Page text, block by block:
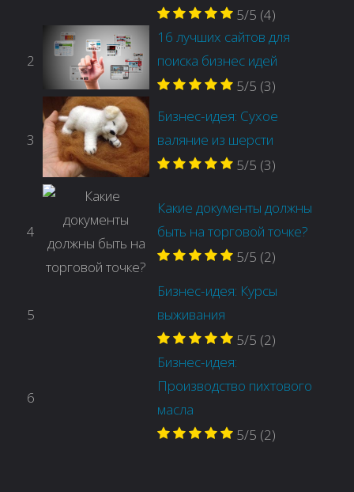
5/5 (4)
2
16 лучших сайтов для
поиска бизнес идей
5/5 (3)
3
Бизнес-идея: Сухое
валяние из шерсти
5/5 (3)
4
Какие документы должны
быть на торговой точке?
5/5 (2)
5
Бизнес-идея: Курсы
выживания
5/5 (2)
6
Бизнес-идея:
Производство пихтового
масла
5/5 (2)